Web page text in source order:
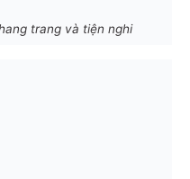
trang và tiện nghi